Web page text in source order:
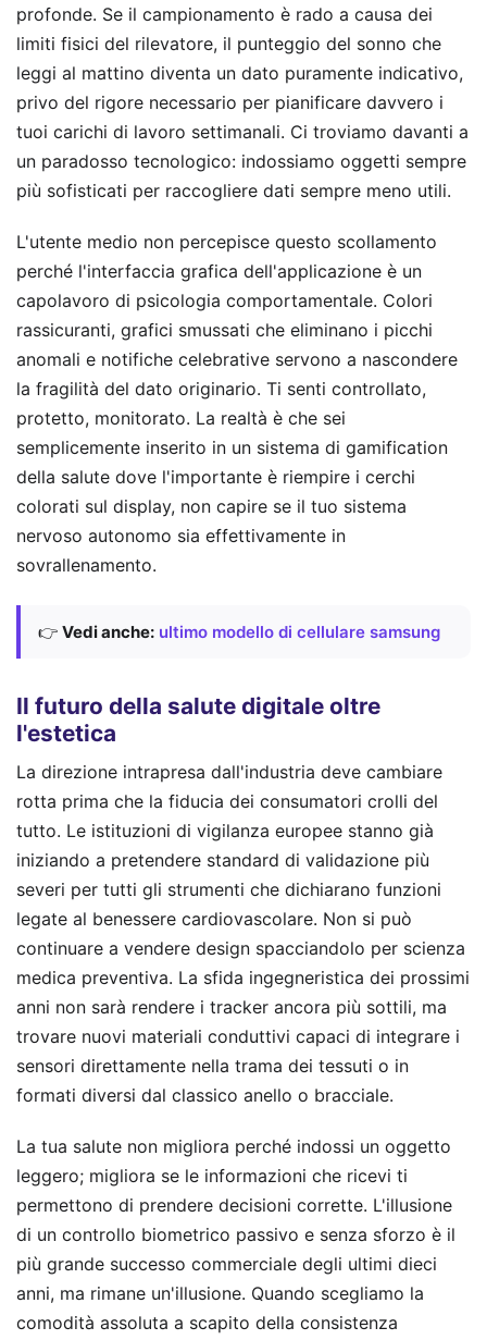
profonde. Se il campionamento è rado a causa dei
limiti fisici del rilevatore, il punteggio del sonno che
leggi al mattino diventa un dato puramente indicativo,
privo del rigore necessario per pianificare davvero i
tuoi carichi di lavoro settimanali. Ci troviamo davanti a
un paradosso tecnologico: indossiamo oggetti sempre
più sofisticati per raccogliere dati sempre meno utili.
L'utente medio non percepisce questo scollamento
perché l'interfaccia grafica dell'applicazione è un
capolavoro di psicologia comportamentale. Colori
rassicuranti, grafici smussati che eliminano i picchi
anomali e notifiche celebrative servono a nascondere
la fragilità del dato originario. Ti senti controllato,
protetto, monitorato. La realtà è che sei
semplicemente inserito in un sistema di gamification
della salute dove l'importante è riempire i cerchi
colorati sul display, non capire se il tuo sistema
nervoso autonomo sia effettivamente in
sovrallenamento.
👉 Vedi anche: ultimo modello di cellulare samsung
Il futuro della salute digitale oltre
l'estetica
La direzione intrapresa dall'industria deve cambiare
rotta prima che la fiducia dei consumatori crolli del
tutto. Le istituzioni di vigilanza europee stanno già
iniziando a pretendere standard di validazione più
severi per tutti gli strumenti che dichiarano funzioni
legate al benessere cardiovascolare. Non si può
continuare a vendere design spacciandolo per scienza
medica preventiva. La sfida ingegneristica dei prossimi
anni non sarà rendere i tracker ancora più sottili, ma
trovare nuovi materiali conduttivi capaci di integrare i
sensori direttamente nella trama dei tessuti o in
formati diversi dal classico anello o bracciale.
La tua salute non migliora perché indossi un oggetto
leggero; migliora se le informazioni che ricevi ti
permettono di prendere decisioni corrette. L'illusione
di un controllo biometrico passivo e senza sforzo è il
più grande successo commerciale degli ultimi dieci
anni, ma rimane un'illusione. Quando scegliamo la
comodità assoluta a scapito della consistenza